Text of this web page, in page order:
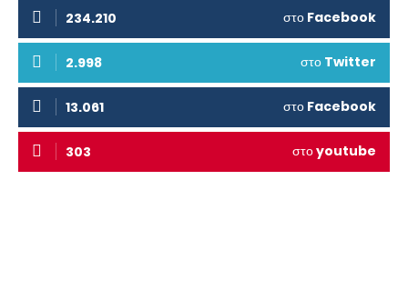
234.210 στο Facebook
2.998 στο Twitter
13.061 στο Facebook
303 στοyoutube